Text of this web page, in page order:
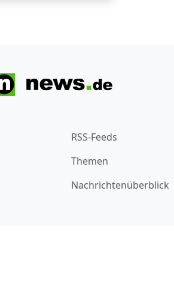
RSS-Feeds
Themen
Nachrichtenüberblick